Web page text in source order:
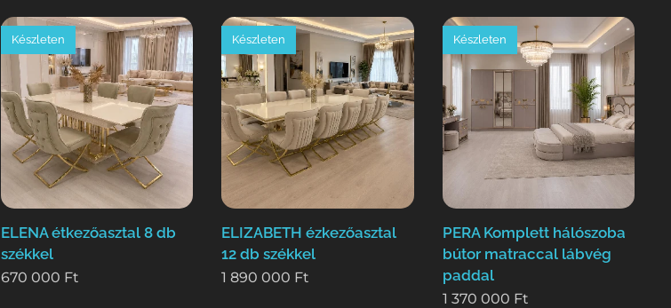
ELENA étkezőasztal 8 db
székkel
Készleten
670 000 Ft
ELIZABETH ézkezőasztal
12 db székkel
Készleten
1 890 000 Ft
PERA Komplett hálószoba
bútor matraccal lábvég
paddal
Készleten
1 370 000 Ft